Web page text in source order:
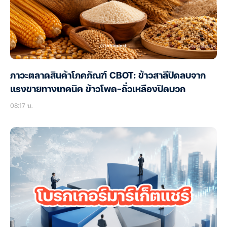
ภาวะตลาดสินค้าโภคภัณฑ์ CBOT: ข้าวสาลีปิดลบจาก
แรงขายทางเทคนิค ข้าวโพด-ถั่วเหลืองปิดบวก
08:17 น.